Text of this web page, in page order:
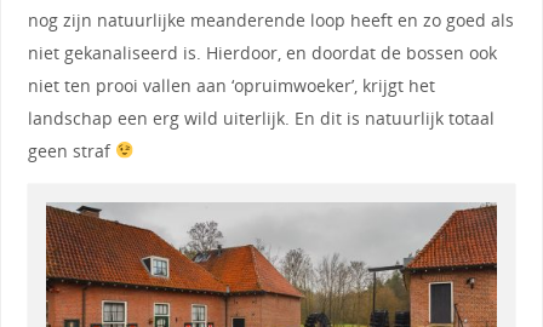
nog zijn natuurlijke meanderende loop heeft en zo goed als
niet gekanaliseerd is. Hierdoor, en doordat de bossen ook
niet ten prooi vallen aan ‘opruimwoeker’, krijgt het
landschap een erg wild uiterlijk. En dit is natuurlijk totaal
geen straf